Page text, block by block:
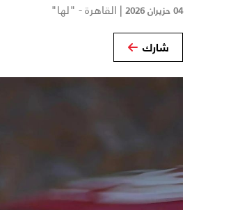
04 حزيران 2026 | القاهرة - "لها"
شارك